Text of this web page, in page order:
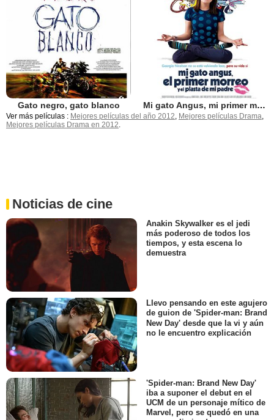
Gato negro, gato blanco Mi gato Angus, mi primer morreo y el plasta de mi padre
Ver más películas : Mejores películas del año 2012, Mejores películas Drama,
Mejores películas Drama en 2012.
Noticias de cine
Anakin Skywalker es el jedi
más poderoso de todos los
tiempos, y esta escena lo
demuestra
Llevo pensando en este agujero
de guion de 'Spider-man: Brand
New Day' desde que la vi y aún
no le encuentro explicación
'Spider-man: Brand New Day'
iba a suponer el debut en el
UCM de un personaje mítico de
Marvel, pero se quedó en una